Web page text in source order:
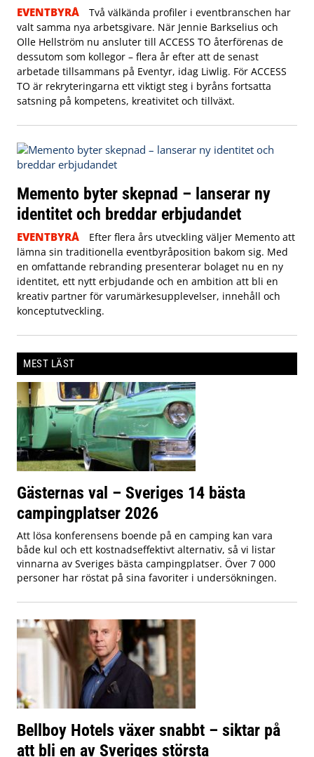
EVENTBYRÅ
Två välkända profiler i eventbranschen har
valt samma nya arbetsgivare. När Jennie Barkselius och
Olle Hellström nu ansluter till ACCESS TO återförenas de
dessutom som kollegor – flera år efter att de senast
arbetade tillsammans på Eventyr, idag Liwlig. För ACCESS
TO är rekryteringarna ett viktigt steg i byråns fortsatta
satsning på kompetens, kreativitet och tillväxt.
Memento byter skepnad – lanserar ny
identitet och breddar erbjudandet
EVENTBYRÅ
Efter flera års utveckling väljer Memento att
lämna sin traditionella eventbyråposition bakom sig. Med
en omfattande rebranding presenterar bolaget nu en ny
identitet, ett nytt erbjudande och en ambition att bli en
kreativ partner för varumärkesupplevelser, innehåll och
konceptutveckling.
MEST LÄST
Gästernas val – Sveriges 14 bästa
campingplatser 2026
Att lösa konferensens boende på en camping kan vara
både kul och ett kostnadseffektivt alternativ, så vi listar
vinnarna av Sveriges bästa campingplatser. Över 7 000
personer har röstat på sina favoriter i undersökningen.
Bellboy Hotels växer snabbt – siktar på
att bli en av Sveriges största